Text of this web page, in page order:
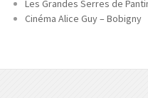
Les Grandes Serres de
Cinéma Alice Guy – Bobigny